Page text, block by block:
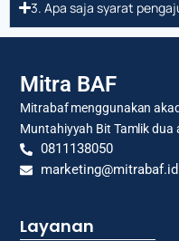
3. Apa saja syarat
Mitra BAF
Mitrabaf menggunakan
Muntahiyyah Bit Tamlik dua
0811138050
marketing@mitrabaf.id
Layanan